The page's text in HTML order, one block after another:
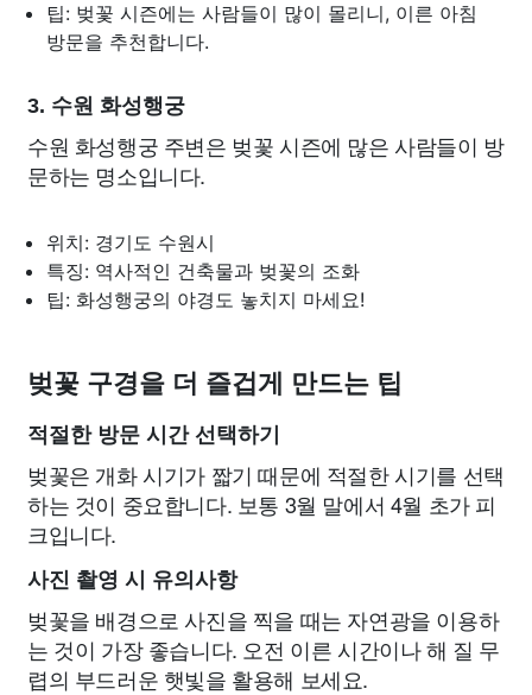
팁: 벚꽃 시즌에는 사람들이 많이 몰리니, 이른 아침
방문을 추천합니다.
3. 수원 화성행궁
수원 화성행궁 주변은 벚꽃 시즌에 많은 사람들이 방
문하는 명소입니다.
위치: 경기도 수원시
특징: 역사적인 건축물과 벚꽃의 조화
팁: 화성행궁의 야경도 놓치지 마세요!
벚꽃 구경을 더 즐겁게 만드는 팁
적절한 방문 시간 선택하기
벚꽃은 개화 시기가 짧기 때문에 적절한 시기를 선택
하는 것이 중요합니다. 보통 3월 말에서 4월 초가 피
크입니다.
사진 촬영 시 유의사항
벚꽃을 배경으로 사진을 찍을 때는 자연광을 이용하
는 것이 가장 좋습니다. 오전 이른 시간이나 해 질 무
렵의 부드러운 햇빛을 활용해 보세요.